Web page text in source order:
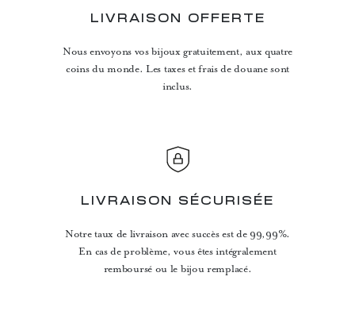
LIVRAISON OFFERTE
Nous envoyons vos bijoux gratuitement, aux quatre
coins du monde. Les taxes et frais de douane sont
inclus.
LIVRAISON SÉCURISÉE
Notre taux de livraison avec succès est de 99,99%.
En cas de problème, vous êtes intégralement
remboursé ou le bijou remplacé.